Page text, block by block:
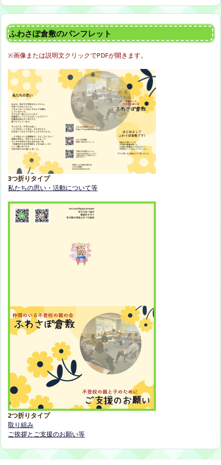
ふわさぽ倉敷のパンフレット
※画像または説明文クリックでPDFが開きます。
3つ折りタイプ
私たちの思い・活動について等
2つ折りタイプ
取り組み
ご挨拶とご支援のお願い等